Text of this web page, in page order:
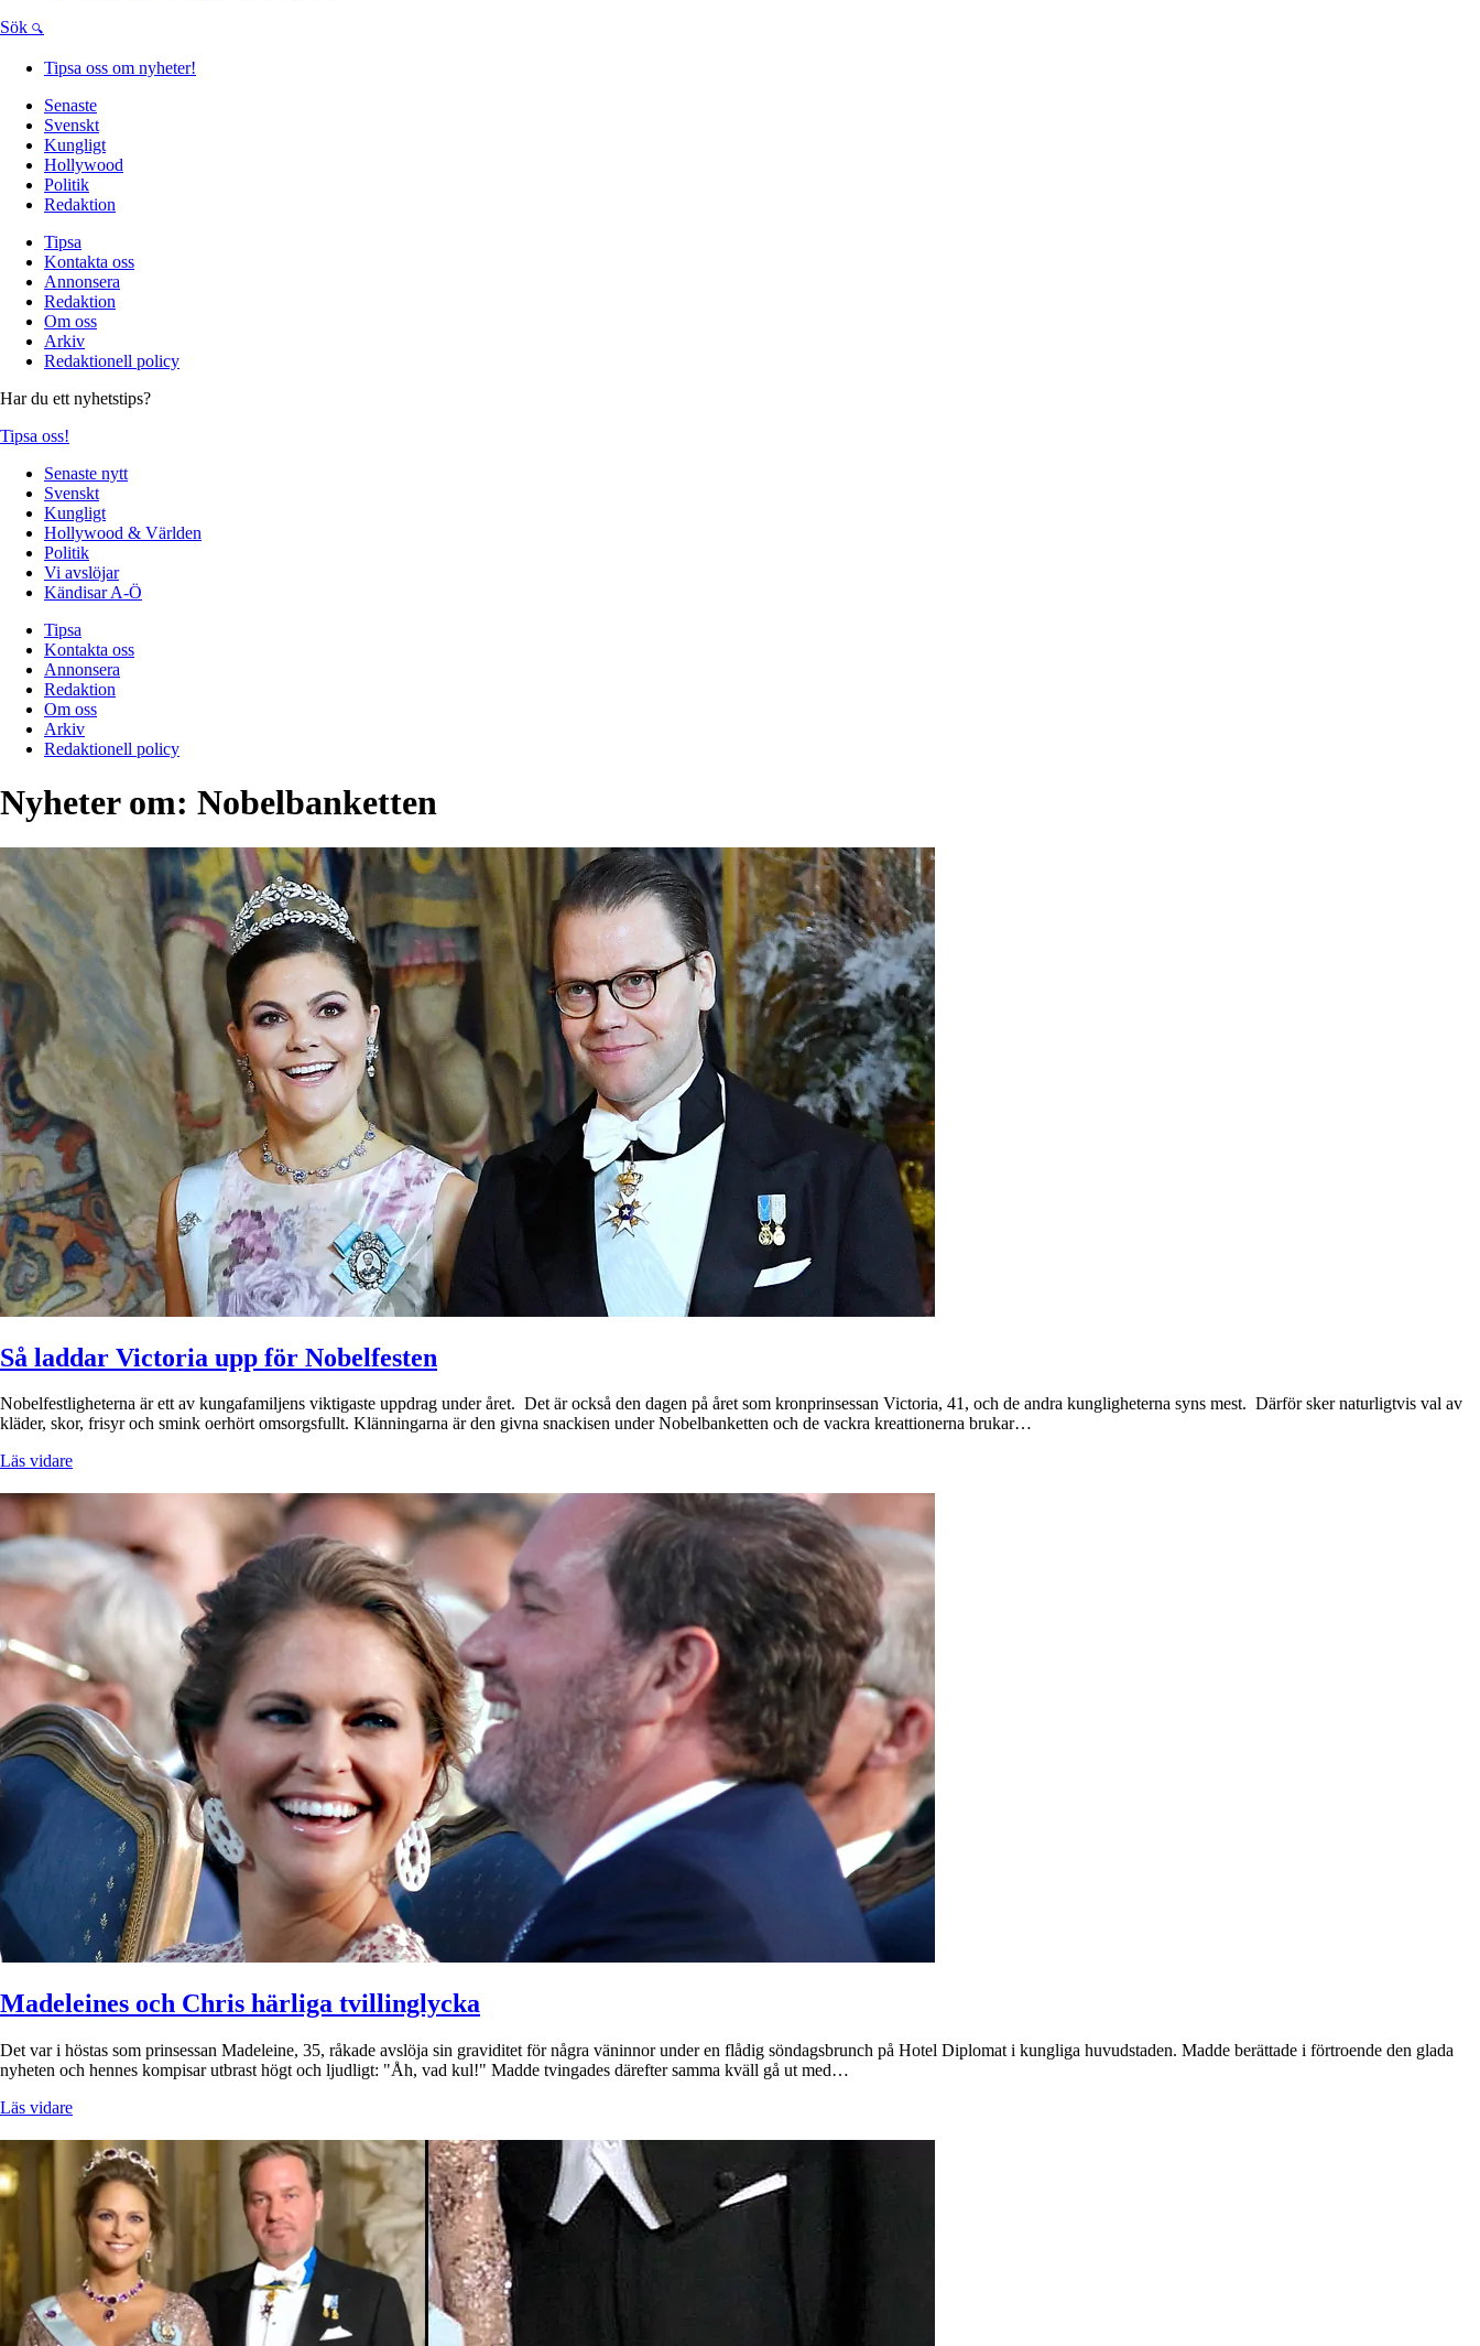
Sök
Tipsa oss om nyheter!
Senaste
Svenskt
Kungligt
Hollywood
Politik
Redaktion
Tipsa
Kontakta oss
Annonsera
Redaktion
Om oss
Arkiv
Redaktionell policy
Har du ett nyhetstips?
Tipsa oss!
Senaste nytt
Svenskt
Kungligt
Hollywood & Världen
Politik
Vi avslöjar
Kändisar A-Ö
Tipsa
Kontakta oss
Annonsera
Redaktion
Om oss
Arkiv
Redaktionell policy
Nyheter om: Nobelbanketten
Så laddar Victoria upp för Nobelfesten
Nobelfestligheterna är ett av kungafamiljens viktigaste uppdrag under året. Det är också den dagen på året som kronprinsessan Victoria, 41, och de andra kungligheterna syns mest. Därför sker naturligtvis val av
kläder, skor, frisyr och smink oerhört omsorgsfullt. Klänningarna är den givna snackisen under Nobelbanketten och de vackra kreattionerna brukar…
Läs vidare
Madeleines och Chris härliga tvillinglycka
Det var i höstas som prinsessan Madeleine, 35, råkade avslöja sin graviditet för några väninnor under en flådig söndagsbrunch på Hotel Diplomat i kungliga huvudstaden. Madde berättade i förtroende den glada
nyheten och hennes kompisar utbrast högt och ljudligt: "Åh, vad kul!" Madde tvingades därefter samma kväll gå ut med…
Läs vidare